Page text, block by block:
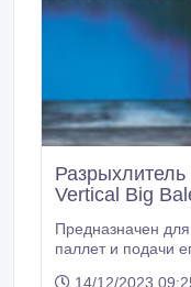
Vertical Big
Предназначен
паллет и подачи
14/12/2023